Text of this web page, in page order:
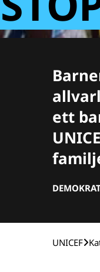
ett
UNICEF